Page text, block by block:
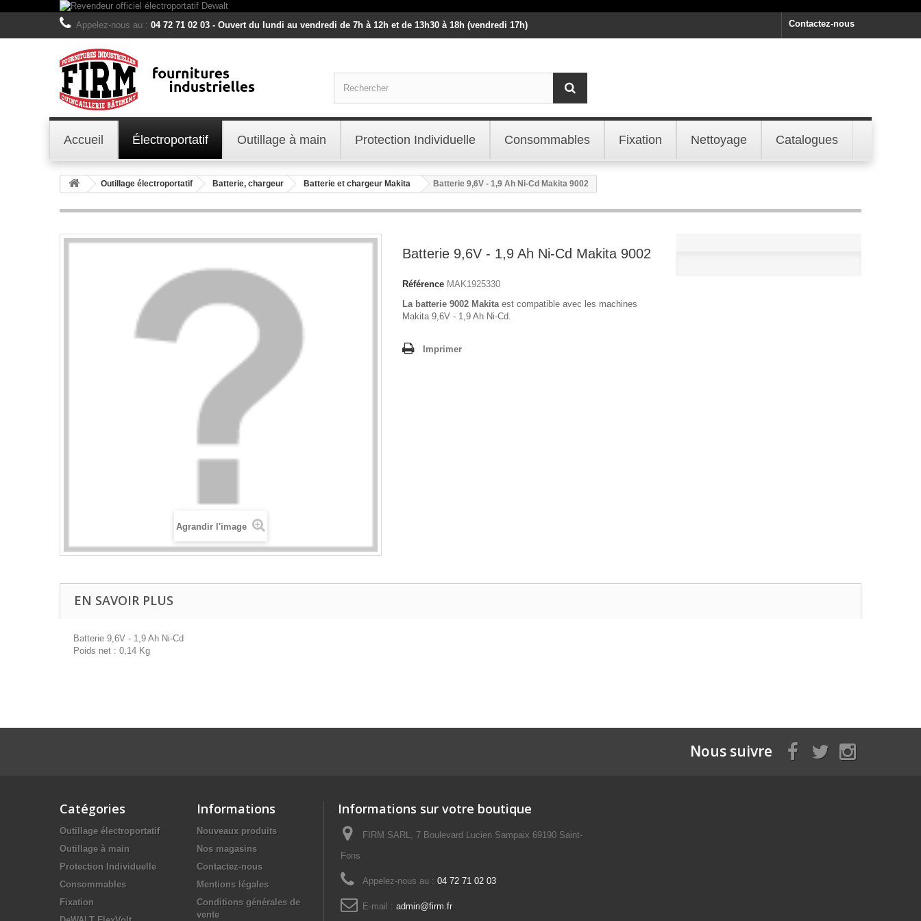
Contactez-nous
Appelez-nous au : 04 72 71 02 03 - Ouvert du lundi au vendredi de 7h à 12h et de 13h30 à 18h (vendredi 17h)
Accueil Électroportatif Outillage à main Protection Individuelle Consommables Fixation Nettoyage Catalogues
Outillage électroportatif Batterie, chargeur Batterie et chargeur Makita Batterie 9,6V - 1,9 Ah Ni-Cd Makita 9002
Agrandir l'image
Batterie 9,6V - 1,9 Ah Ni-Cd Makita 9002
Référence MAK1925330
La batterie 9002 Makita est compatible avec les machines
Makita 9,6V - 1,9 Ah Ni-Cd.
Imprimer
EN SAVOIR PLUS
Batterie 9,6V - 1,9 Ah Ni-Cd
Poids net : 0,14 Kg
Nous suivre
Catégories
Outillage électroportatif
Outillage à main
Protection Individuelle
Consommables
Fixation
Informations
Nouveaux produits
Nos magasins
Contactez-nous
Mentions légales
Conditions générales de
vente
Informations sur votre boutique
FIRM SARL, 7 Boulevard Lucien Sampaix 69190 Saint-
Fons
Appelez-nous au : 04 72 71 02 03
E-mail : admin@firm.fr